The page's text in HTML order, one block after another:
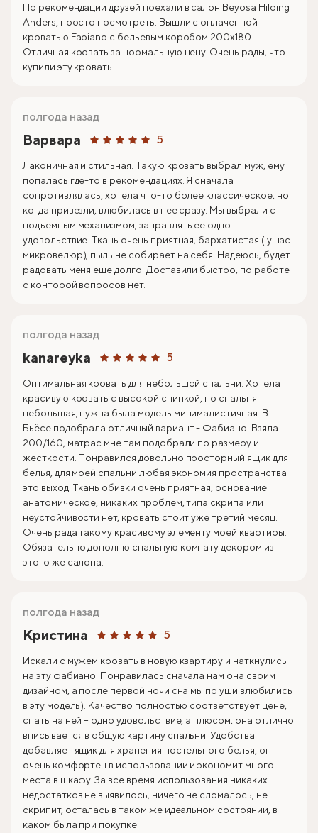
По рекомендации друзей поехали в салон Beyosa Hilding
Anders, просто посмотреть. Вышли с оплаченной
кроватью Fabiano с бельевым коробом 200х180.
Отличная кровать за нормальную цену. Очень рады, что
купили эту кровать.
Варвара 5
полгода назад
Лаконичная и стильная. Такую кровать выбрал муж, ему
попалась где-то в рекомендациях. Я сначала
сопротивлялась, хотела что-то более классическое, но
когда привезли, влюбилась в нее сразу. Мы выбрали с
подъемным механизмом, заправлять ее одно
удовольствие. Ткань очень приятная, бархатистая ( у нас
микровелюр), пыль не собирает на себя. Надеюсь, будет
радовать меня еще долго. Доставили быстро, по работе
с конторой вопросов нет.
kanareyka 5
полгода назад
Оптимальная кровать для небольшой спальни. Хотела
красивую кровать с высокой спинкой, но спальня
небольшая, нужна была модель минималистичная. В
Бьёсе подобрала отличный вариант - Фабиано. Взяла
200/160, матрас мне там подобрали по размеру и
жесткости. Понравился довольно просторный ящик для
белья, для моей спальни любая экономия пространства -
это выход. Ткань обивки очень приятная, основание
анатомическое, никаких проблем, типа скрипа или
неустойчивости нет, кровать стоит уже третий месяц.
Очень рада такому красивому элементу моей квартиры.
Обязательно дополню спальную комнату декором из
этого же салона.
Кристина 5
полгода назад
Искали с мужем кровать в новую квартиру и наткнулись
на эту фабиано. Понравилась сначала нам она своим
дизайном, а после первой ночи сна мы по уши влюбились
в эту модель). Качество полностью соответствует цене,
спать на ней – одно удовольствие, а плюсом, она отлично
вписывается в общую картину спальни. Удобства
добавляет ящик для хранения постельного белья, он
очень комфортен в использовании и экономит много
места в шкафу. За все время использования никаких
недостатков не выявилось, ничего не сломалось, не
скрипит, осталась в таком же идеальном состоянии, в
каком была при покупке.